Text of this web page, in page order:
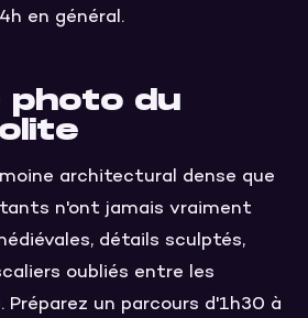
en général.
photo du
architectural dense que
n'ont jamais vraiment
détails sculptés,
oubliés entre les
un parcours d'1h30 à